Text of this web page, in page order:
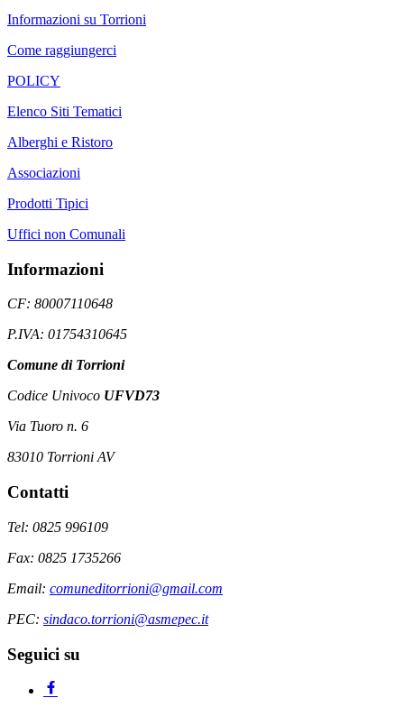
Informazioni su Torrioni
Come raggiungerci
POLICY
Elenco Siti Tematici
Alberghi e Ristoro
Associazioni
Prodotti Tipici
Uffici non Comunali
Informazioni
CF: 80007110648
P.IVA: 01754310645
Comune di Torrioni
Codice Univoco UFVD73
Via Tuoro n. 6
83010 Torrioni AV
Contatti
Tel: 0825 996109
Fax: 0825 1735266
Email: comuneditorrioni@gmail.com
PEC: sindaco.torrioni@asmepec.it
Seguici su